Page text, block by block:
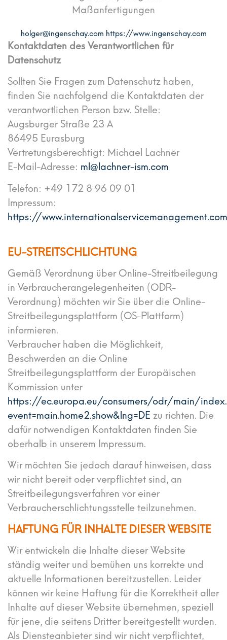
holger@ingenschay.com https://www.ingenschay.com
Kontaktdaten des Verantwortlichen für
Datenschutz
Sollten Sie Fragen zum Datenschutz haben,
finden Sie nachfolgend die Kontaktdaten der
verantwortlichen Person bzw. Stelle:
Augsburger Straße 23 A
86495 Eurasburg
Vertretungsberechtigt: Michael Lachner
E-Mail-Adresse: ml@lachner-ism.com
Telefon: +49 172 8 96 09 01
Impressum:
https://
EU-STREITSCHLICHTUNG
Gemäß Verordnung über Online-Streitbeilegung
in Verbraucherangelegenheiten (ODR-
Verordnung) möchten wir Sie über die Online-
Streitbeilegungsplattform (OS-Plattform)
informieren.
Verbraucher haben die Möglichkeit,
Beschwerden an die Online
Streitbeilegungsplattform der Europäischen
Kommission unter
https://ec.europa.eu/consumers/odr/main/
event=main.home2.show&lng=DE zu richten. Die
dafür notwendigen Kontaktdaten finden Sie
oberhalb in unserem Impressum.
Wir möchten Sie jedoch darauf hinweisen, dass
wir nicht bereit oder verpflichtet sind, an
Streitbeilegungsverfahren vor einer
Verbraucherschlichtungsstelle teilzunehmen.
HAFTUNG FÜR INHALTE DIESER WEBSITE
Wir entwickeln die Inhalte dieser Website
ständig weiter und bemühen uns korrekte und
aktuelle Informationen bereitzustellen. Leider
können wir keine Haftung für die Korrektheit aller
Inhalte auf dieser Website übernehmen, speziell
für jene, die seitens Dritter bereitgestellt wurden.
Als Diensteanbieter sind wir nicht verpflichtet,